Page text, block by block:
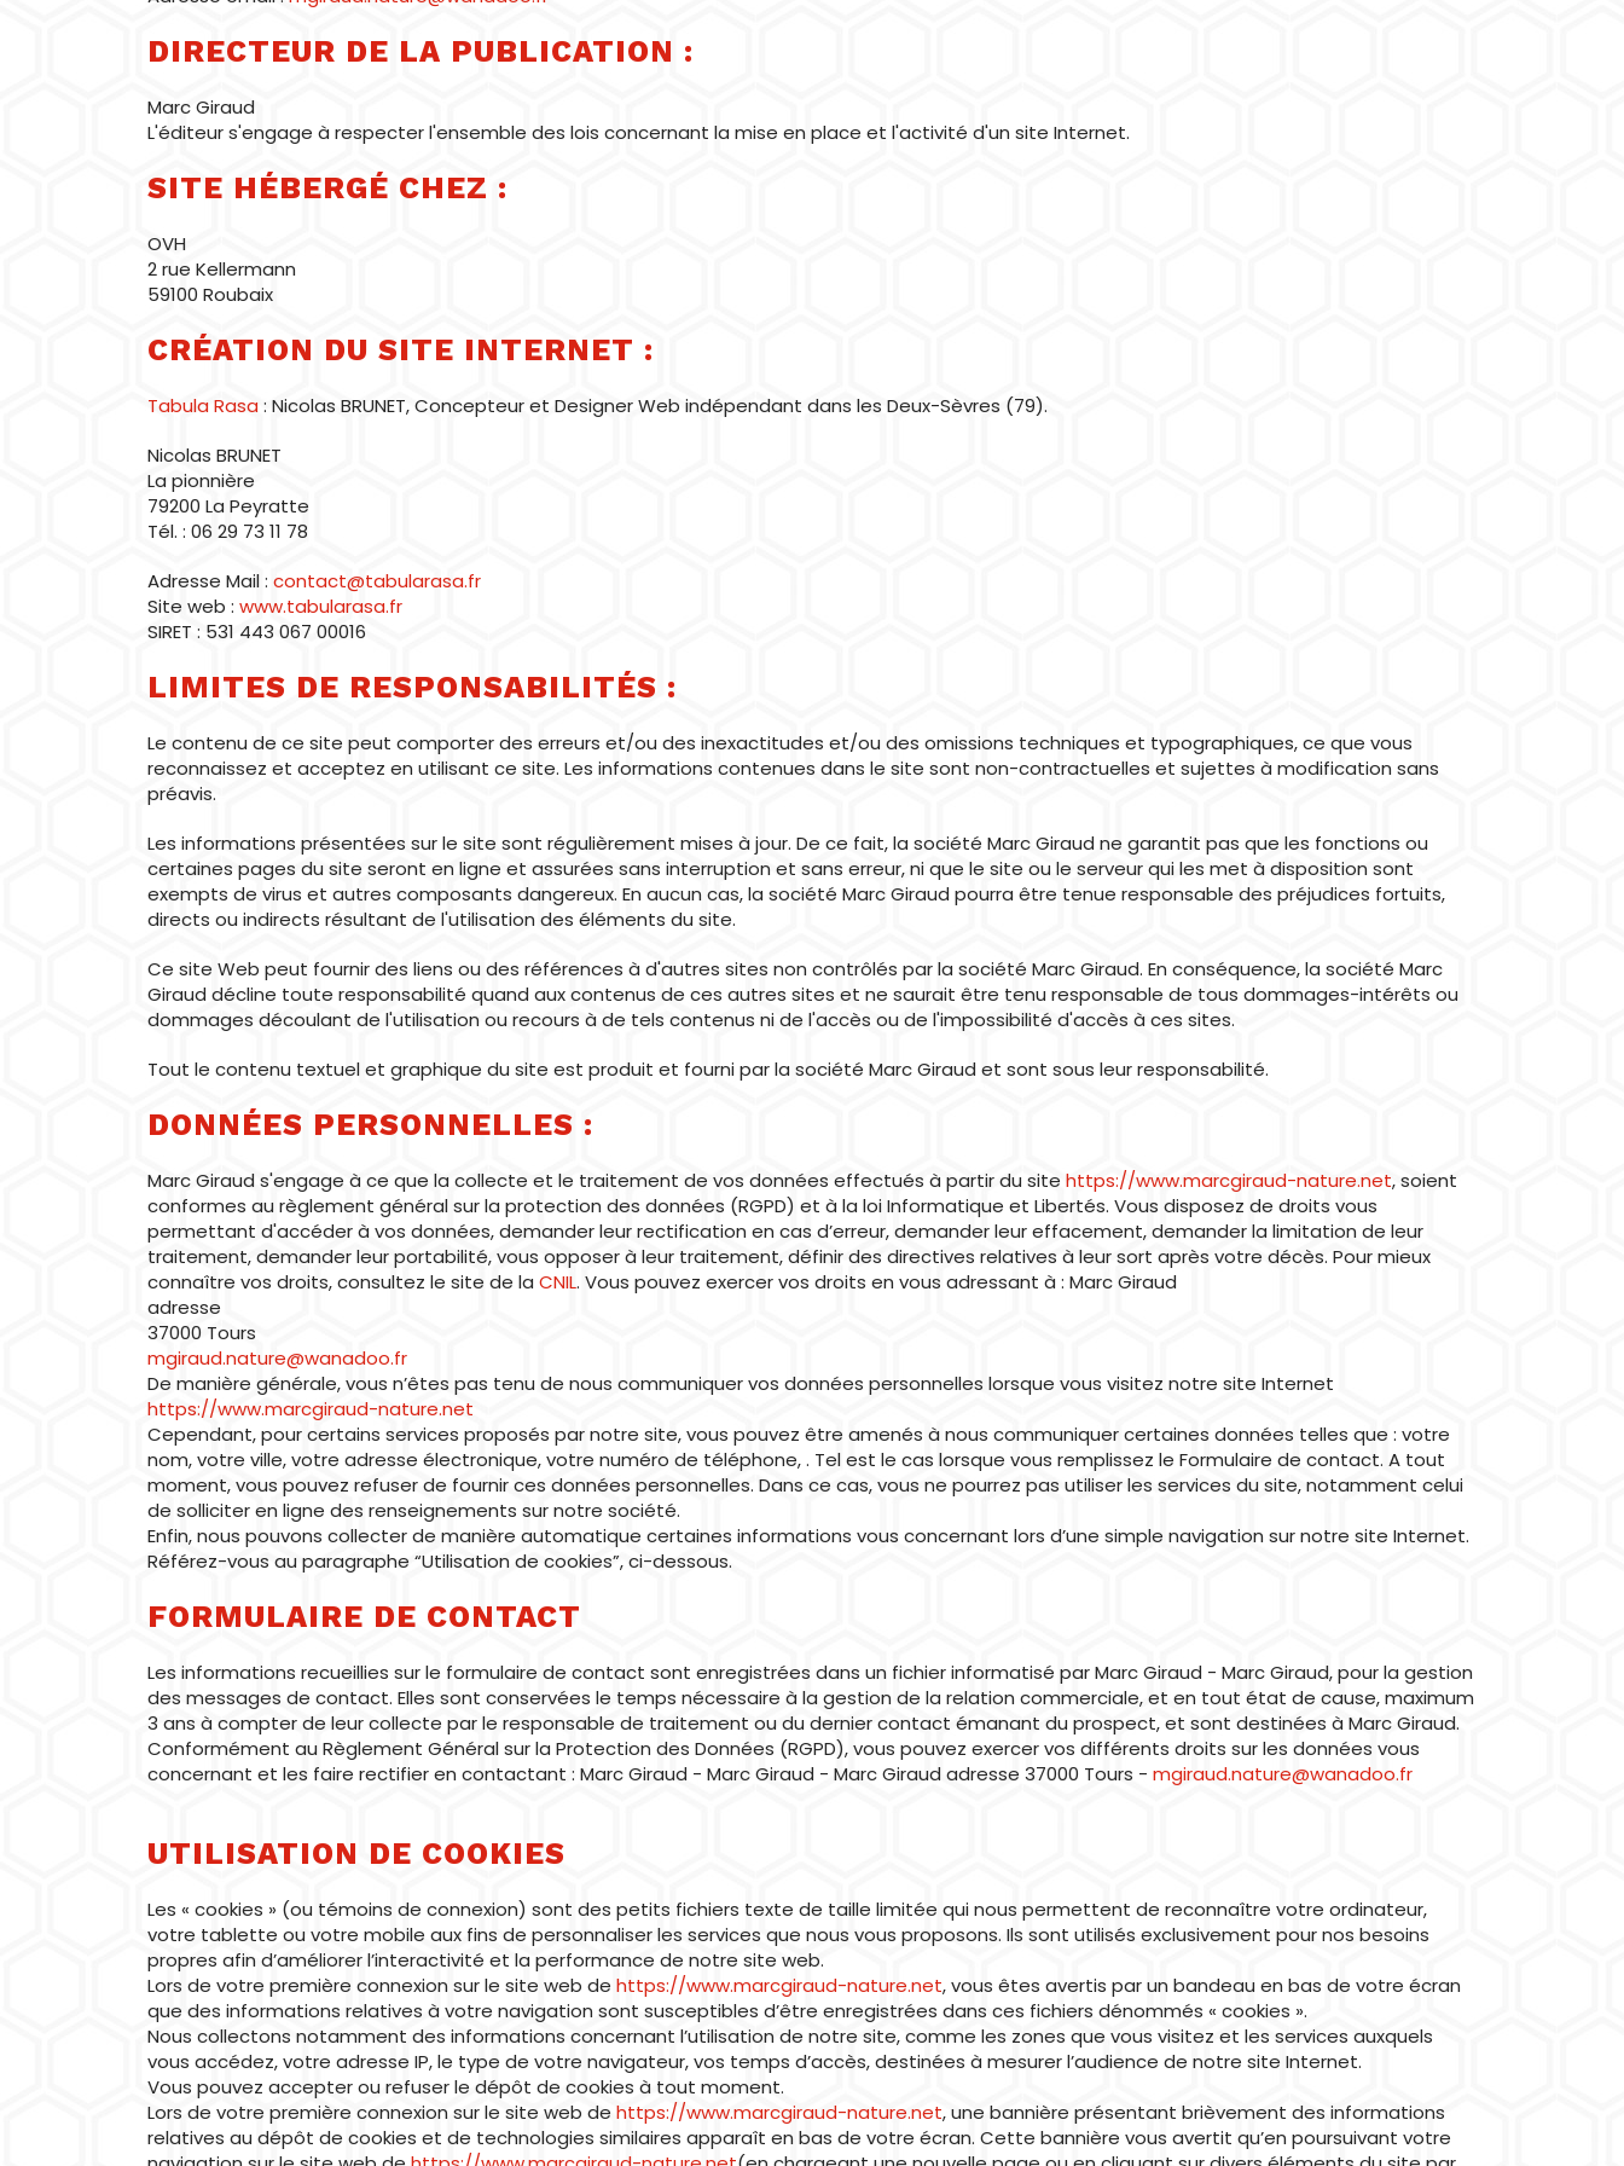
DIRECTEUR DE LA PUBLICATION :
Marc Giraud
L'éditeur s'engage à respecter l'ensemble des lois concernant la mise en place et l'activité d'un site Internet.
SITE HÉBERGÉ CHEZ :
OVH
2 rue Kellermann
59100 Roubaix
CRÉATION DU SITE INTERNET :
Tabula Rasa: Nicolas BRUNET, Concepteur et Designer Web indépendant dans les Deux-Sèvres (79).
Nicolas BRUNET
La pionnière
79200 La Peyratte
Tél. : 06 29 73 11 78
Adresse Mail : contact@tabularasa.fr
Site web : www.tabularasa.fr
SIRET : 531 443 067 00016
LIMITES DE RESPONSABILITÉS :
Le contenu de ce site peut comporter des erreurs et/ou des inexactitudes et/ou des omissions techniques et typographiques, ce que vous
reconnaissez et acceptez en utilisant ce site. Les informations contenues dans le site sont non-contractuelles et sujettes à modification sans
préavis.
Les informations présentées sur le site sont régulièrement mises à jour. De ce fait, la société Marc Giraud ne garantit pas que les fonctions ou
certaines pages du site seront en ligne et assurées sans interruption et sans erreur, ni que le site ou le serveur qui les met à disposition sont
exempts de virus et autres composants dangereux. En aucun cas, la société Marc Giraud pourra être tenue responsable des préjudices fortuits,
directs ou indirects résultant de l'utilisation des éléments du site.
Ce site Web peut fournir des liens ou des références à d'autres sites non contrôlés par la société Marc Giraud. En conséquence, la société Marc
Giraud décline toute responsabilité quand aux contenus de ces autres sites et ne saurait être tenu responsable de tous dommages-intérêts ou
dommages découlant de l'utilisation ou recours à de tels contenus ni de l'accès ou de l'impossibilité d'accès à ces sites.
Tout le contenu textuel et graphique du site est produit et fourni par la société Marc Giraud et sont sous leur responsabilité.
DONNÉES PERSONNELLES :
Marc Giraud s'engage à ce que la collecte et le traitement de vos données effectués à partir du site https://www.marcgiraud-nature.net, soient
conformes au règlement général sur la protection des données (RGPD) et à la loi Informatique et Libertés. Vous disposez de droits vous
permettant d'accéder à vos données, demander leur rectification en cas d’erreur, demander leur effacement, demander la limitation de leur
traitement, demander leur portabilité, vous opposer à leur traitement, définir des directives relatives à leur sort après votre décès. Pour mieux
connaître vos droits, consultez le site de la CNIL. Vous pouvez exercer vos droits en vous adressant à : Marc Giraud
adresse
37000 Tours
mgiraud.nature@wanadoo.fr
De manière générale, vous n’êtes pas tenu de nous communiquer vos données personnelles lorsque vous visitez notre site Internet
https://www.marcgiraud-nature.net
Cependant, pour certains services proposés par notre site, vous pouvez être amenés à nous communiquer certaines données telles que : votre
nom, votre ville, votre adresse électronique, votre numéro de téléphone, . Tel est le cas lorsque vous remplissez le Formulaire de contact. A tout
moment, vous pouvez refuser de fournir ces données personnelles. Dans ce cas, vous ne pourrez pas utiliser les services du site, notamment celui
de solliciter en ligne des renseignements sur notre société.
Enfin, nous pouvons collecter de manière automatique certaines informations vous concernant lors d’une simple navigation sur notre site Internet.
Référez-vous au paragraphe “Utilisation de cookies”, ci-dessous.
FORMULAIRE DE CONTACT
Les informations recueillies sur le formulaire de contact sont enregistrées dans un fichier informatisé par Marc Giraud - Marc Giraud, pour la gestion
des messages de contact. Elles sont conservées le temps nécessaire à la gestion de la relation commerciale, et en tout état de cause, maximum
3 ans à compter de leur collecte par le responsable de traitement ou du dernier contact émanant du prospect, et sont destinées à Marc Giraud.
Conformément au Règlement Général sur la Protection des Données (RGPD), vous pouvez exercer vos différents droits sur les données vous
concernant et les faire rectifier en contactant : Marc Giraud - Marc Giraud - Marc Giraud adresse 37000 Tours - mgiraud.nature@wanadoo.fr
UTILISATION DE COOKIES
Les « cookies » (ou témoins de connexion) sont des petits fichiers texte de taille limitée qui nous permettent de reconnaître votre ordinateur,
votre tablette ou votre mobile aux fins de personnaliser les services que nous vous proposons. Ils sont utilisés exclusivement pour nos besoins
propres afin d’améliorer l’interactivité et la performance de notre site web.
Lors de votre première connexion sur le site web de https://www.marcgiraud-nature.net, vous êtes avertis par un bandeau en bas de votre écran
que des informations relatives à votre navigation sont susceptibles d’être enregistrées dans ces fichiers dénommés « cookies ».
Nous collectons notamment des informations concernant l’utilisation de notre site, comme les zones que vous visitez et les services auxquels
vous accédez, votre adresse IP, le type de votre navigateur, vos temps d’accès, destinées à mesurer l’audience de notre site Internet.
Vous pouvez accepter ou refuser le dépôt de cookies à tout moment.
Lors de votre première connexion sur le site web de https://www.marcgiraud-nature.net, une bannière présentant brièvement des informations
relatives au dépôt de cookies et de technologies similaires apparaît en bas de votre écran. Cette bannière vous avertit qu’en poursuivant votre